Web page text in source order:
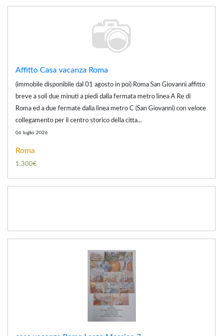
Affitto Casa vacanza Roma
(immobile disponibile dal 01 agosto in poi) Roma San Giovanni affitto
breve a soli due minuti a piedi dalla fermata metro linea A Re di
Roma ed a due fermate dalla linea metro C (San Giovanni) con veloce
collegamento per il centro storico della citta...
06 luglio 2026
Roma
1.300€